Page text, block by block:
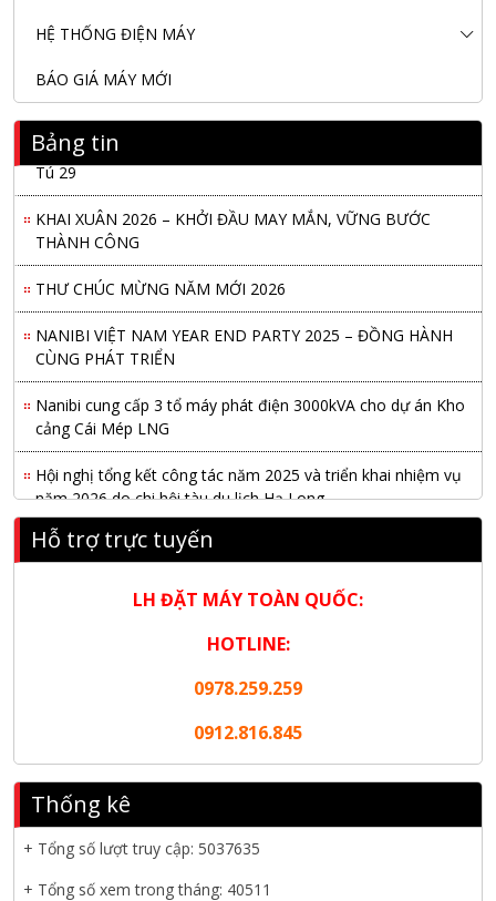
HỆ THỐNG ĐIỆN MÁY
BÁO GIÁ MÁY MỚI
Bảng tin
Nanibi Cung Cấp Động Cơ Weichai Cho Tàu Vận Tải Minh
Tú 29
KHAI XUÂN 2026 – KHỞI ĐẦU MAY MẮN, VỮNG BƯỚC
THÀNH CÔNG
THƯ CHÚC MỪNG NĂM MỚI 2026
NANIBI VIỆT NAM YEAR END PARTY 2025 – ĐỒNG HÀNH
CÙNG PHÁT TRIỂN
Nanibi cung cấp 3 tổ máy phát điện 3000kVA cho dự án Kho
cảng Cái Mép LNG
Hội nghị tổng kết công tác năm 2025 và triển khai nhiệm vụ
năm 2026 do chi hội tàu du lịch Hạ Long
NANIBI khai trương văn phòng Ninh Bình & kỷ niệm 15 năm
phát triển bền vững
Tập đoàn Công nghiệp nặng Sơn Đông tổ chức Hội nghị đối
Nanibi Cung Cấp Động Cơ Weichai Cho Tàu Vận Tải Minh
KHAI XUÂN 2026 – KHỞI ĐẦU MAY MẮN, VỮNG BƯỚC
THÀNH CÔNG
THƯ CHÚC MỪNG NĂM MỚI 2026
NANIBI VIỆT NAM YEAR END PARTY 2025 – ĐỒNG HÀNH
CÙNG PHÁT TRIỂN
Hỗ trợ trực tuyến
LH ĐẶT MÁY TOÀN QUỐC:
HOTLINE:
0978.259.259
0912.816.845
Thống kê
+ Tổng số lượt truy cập: 5037635
+ Tổng số xem trong tháng: 40511